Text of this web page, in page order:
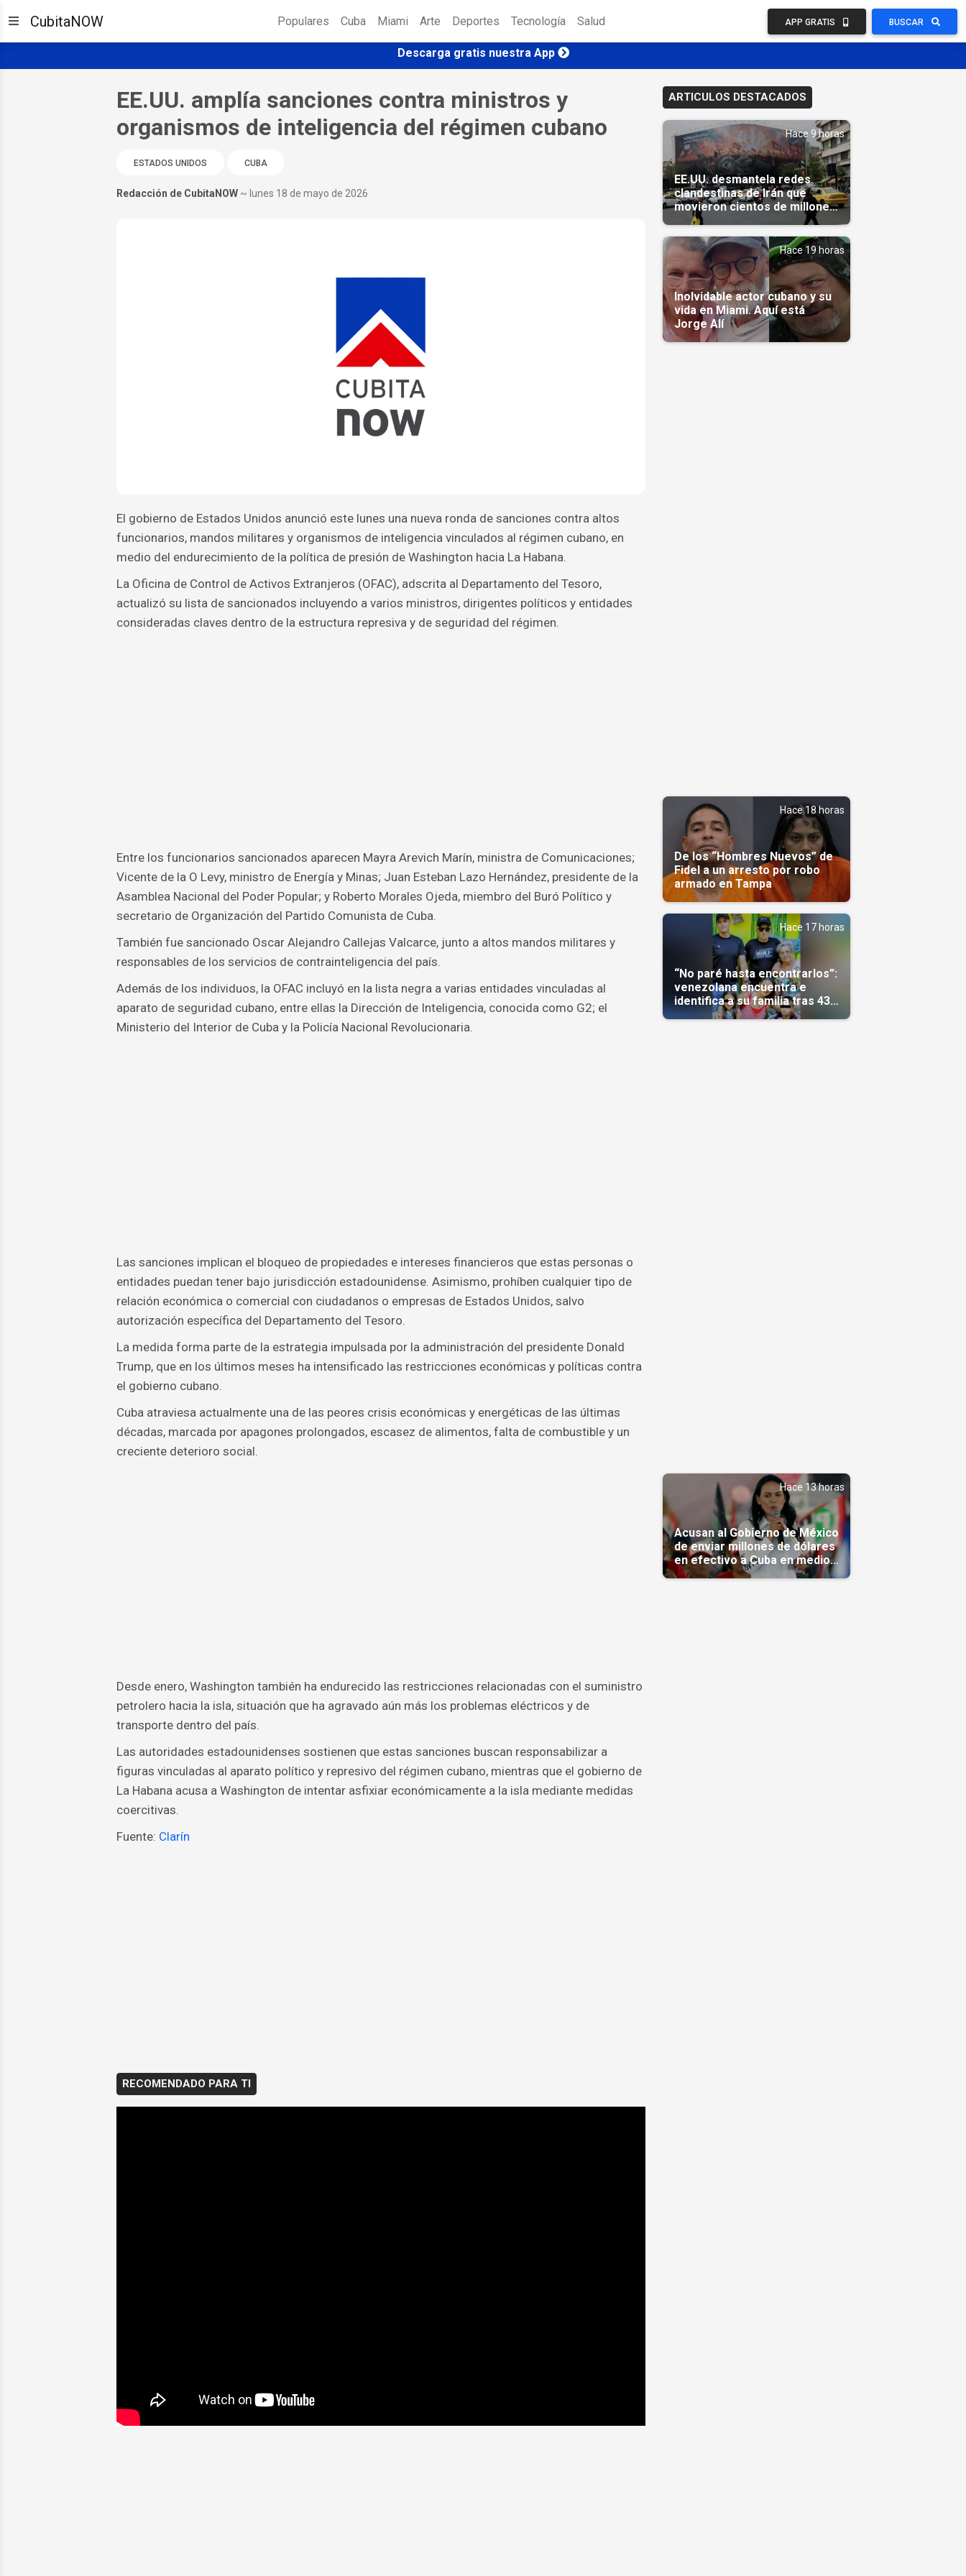
CubitaNOW Populares Cuba Miami Arte Deportes Tecnología Salud APP GRATIS BUSCAR
Descarga gratis nuestra App
EE.UU. amplía sanciones contra ministros y
organismos de inteligencia del régimen cubano
ESTADOS UNIDOS CUBA
Redacción de CubitaNOW ~ lunes 18 de mayo de 2026
El gobierno de Estados Unidos anunció este lunes una nueva ronda de sanciones contra altos
funcionarios, mandos militares y organismos de inteligencia vinculados al régimen cubano, en
medio del endurecimiento de la política de presión de Washington hacia La Habana.
La Oficina de Control de Activos Extranjeros (OFAC), adscrita al Departamento del Tesoro,
actualizó su lista de sancionados incluyendo a varios ministros, dirigentes políticos y entidades
consideradas claves dentro de la estructura represiva y de seguridad del régimen.
Entre los funcionarios sancionados aparecen Mayra Arevich Marín, ministra de Comunicaciones;
Vicente de la O Levy, ministro de Energía y Minas; Juan Esteban Lazo Hernández, presidente de la
Asamblea Nacional del Poder Popular; y Roberto Morales Ojeda, miembro del Buró Político y
secretario de Organización del Partido Comunista de Cuba.
También fue sancionado Oscar Alejandro Callejas Valcarce, junto a altos mandos militares y
responsables de los servicios de contrainteligencia del país.
Además de los individuos, la OFAC incluyó en la lista negra a varias entidades vinculadas al
aparato de seguridad cubano, entre ellas la Dirección de Inteligencia, conocida como G2; el
Ministerio del Interior de Cuba y la Policía Nacional Revolucionaria.
Las sanciones implican el bloqueo de propiedades e intereses financieros que estas personas o
entidades puedan tener bajo jurisdicción estadounidense. Asimismo, prohíben cualquier tipo de
relación económica o comercial con ciudadanos o empresas de Estados Unidos, salvo
autorización específica del Departamento del Tesoro.
La medida forma parte de la estrategia impulsada por la administración del presidente Donald
Trump, que en los últimos meses ha intensificado las restricciones económicas y políticas contra
el gobierno cubano.
Cuba atraviesa actualmente una de las peores crisis económicas y energéticas de las últimas
décadas, marcada por apagones prolongados, escasez de alimentos, falta de combustible y un
creciente deterioro social.
Desde enero, Washington también ha endurecido las restricciones relacionadas con el suministro
petrolero hacia la isla, situación que ha agravado aún más los problemas eléctricos y de
transporte dentro del país.
Las autoridades estadounidenses sostienen que estas sanciones buscan responsabilizar a
figuras vinculadas al aparato político y represivo del régimen cubano, mientras que el gobierno de
La Habana acusa a Washington de intentar asfixiar económicamente a la isla mediante medidas
coercitivas.
Fuente: Clarín
RECOMENDADO PARA TI
ARTICULOS DESTACADOS
Hace 9 horas
EE.UU. desmantela redes
clandestinas de Irán que
movieron cientos de millones
de dólares
Hace 19 horas
Inolvidable actor cubano y su
vida en Miami. Aquí está
Jorge Alí
Hace 18 horas
De los “Hombres Nuevos” de
Fidel a un arresto por robo
armado en Tampa
Hace 17 horas
“No paré hasta encontrarlos”:
venezolana encuentra e
identifica a su familia tras 43
días del terremoto
Hace 13 horas
Acusan al Gobierno de México
de enviar millones de dólares
en efectivo a Cuba en medio
de la crisis de la Isla